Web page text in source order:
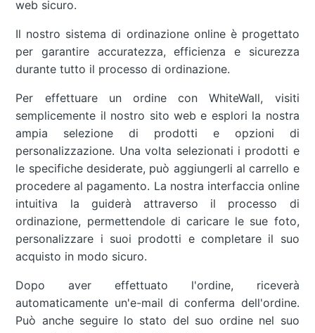
web sicuro.
Il nostro sistema di ordinazione online è progettato
per garantire accuratezza, efficienza e sicurezza
durante tutto il processo di ordinazione.
Per effettuare un ordine con WhiteWall, visiti
semplicemente il nostro sito web e esplori la nostra
ampia selezione di prodotti e opzioni di
personalizzazione. Una volta selezionati i prodotti e
le specifiche desiderate, può aggiungerli al carrello e
procedere al pagamento. La nostra interfaccia online
intuitiva la guiderà attraverso il processo di
ordinazione, permettendole di caricare le sue foto,
personalizzare i suoi prodotti e completare il suo
acquisto in modo sicuro.
Dopo aver effettuato l'ordine, riceverà
automaticamente un'e-mail di conferma dell'ordine.
Può anche seguire lo stato del suo ordine nel suo